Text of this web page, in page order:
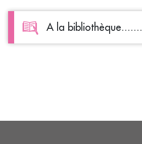
A la bibliothèque.......